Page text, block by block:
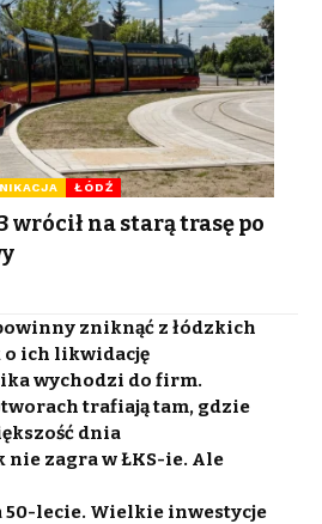
ŁÓDŹ
na starą trasę po
zniknąć z łódzkich
o ich likwidację
wychodzi do firm.
trafiają tam, gdzie
dnia
zagra w ŁKS-ie. Ale
50-lecie. Wielkie inwestycje